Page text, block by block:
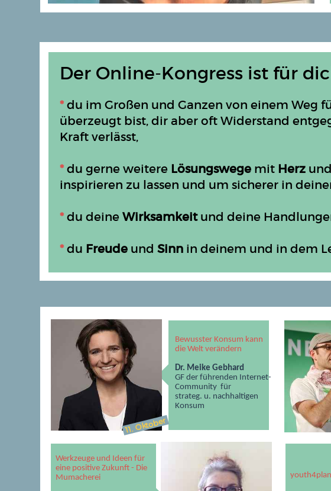
Der Online-Kongress ist für
* du im Großen und Ganzen von einem Weg
überzeugt bist, dir aber oft Widerstand
Kraft verlässt,
*du gerne weitere Lösungswege mit Herzund
inspirieren zu lassen und um sicherer in
* du deine Wirksamkeitund deine
*du Freudeund Sinnin deinem und in dem
Bewusster Konsum kann
die Welt verändern
Dr. Meike Gebhard
GF der führenden Internet-
Community für
strateg. u. nachhaltigen
Konsum
Werkzeuge und Ideen für
eine positive Zukunft - Die
Mumacherei
11.Oktober